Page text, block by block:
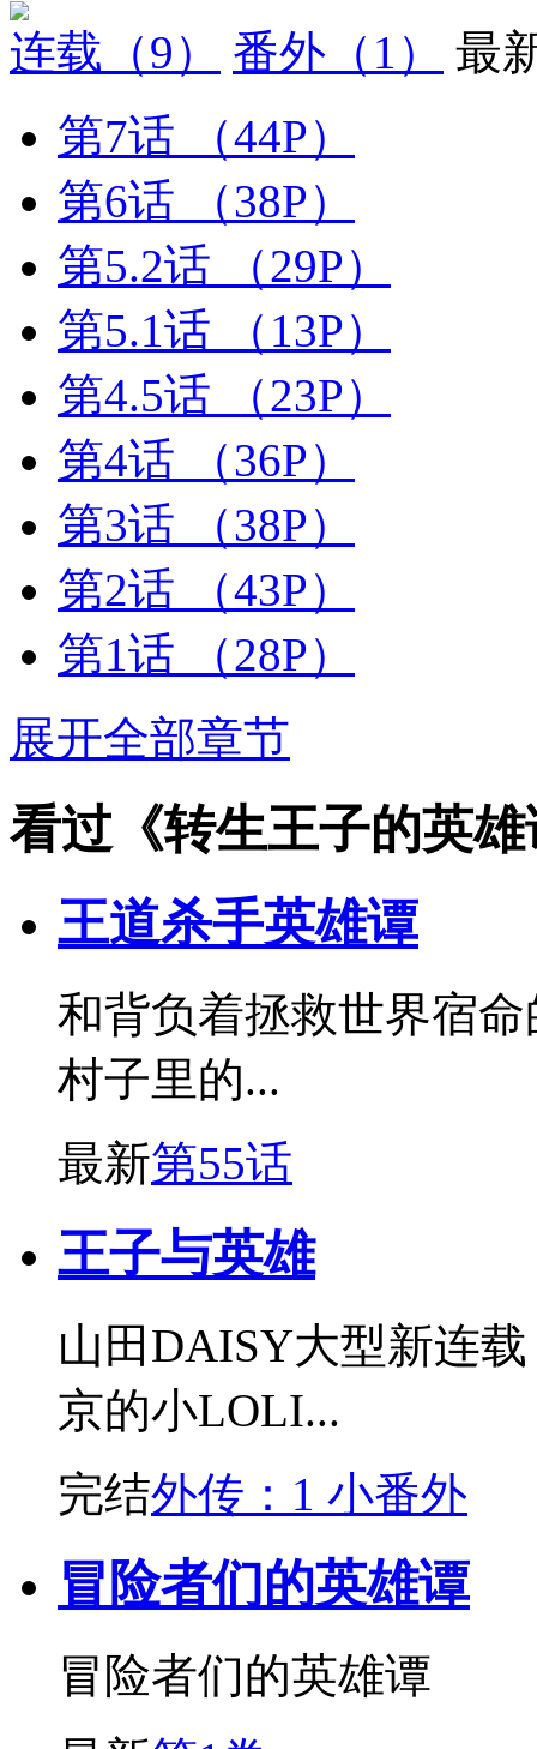
连载 （9） 番外 （1）
最
第7话
（44P）
第6话
（38P）
第5.2话
（29P）
第5.1话
（13P）
第4.5话
（23P）
第4话
（36P）
第3话
（38P）
第2话
（43P）
第1话
（28P）
展开全部章节
看过《转生王子的英
王道杀手英雄谭
和背负着拯救世界宿
村子里的...
最新第55话
王子与英雄
山田DAISY大型新连
京的小LOLI...
完结外传：1 小番外
冒险者们的英雄谭
冒险者们的英雄谭